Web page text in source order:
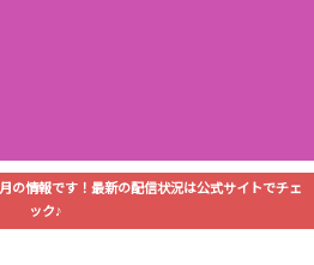
の情報です！最新の配信状況は公式サイトでチェ
ック♪